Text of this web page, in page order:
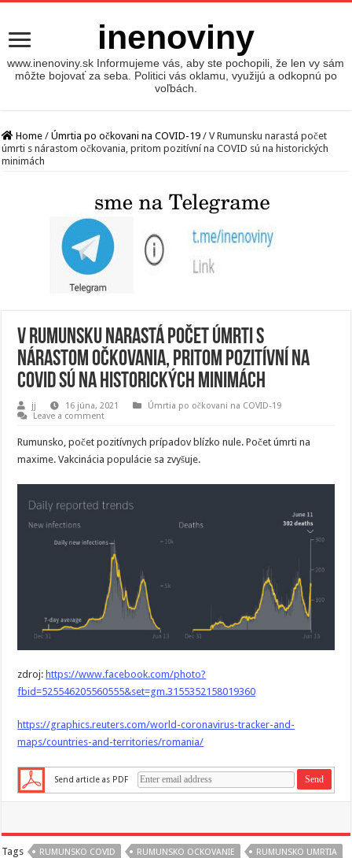
inenoviny
www.inenoviny.sk Informujeme vás, aby ste pochopili, že len vy sám
môžte bojovať za seba. Politici vás oklamu, využijú a odkopnú po
voľbách.
Home / Úmrtia po očkovani na COVID-19 / V Rumunsku narastá počet
úmrti s nárastom očkovania, pritom pozitívní na COVID sú na historických
minimách
V Rumunsku narastá počet úmrti s
nárastom očkovania, pritom pozitívní na
COVID sú na historických minimách
jj 16 júna, 2021
Úmrtia po očkovani na COVID-19
Leave a comment
Rumunsko, počet pozitívnych prípadov blízko nule. Počet úmrti na
maxime. Vakcinácia populácie sa zvyšuje.
zdroj:https://www.facebook.com/photo?
fbid=525546205560555&set=gm.3155352158019360
https://graphics.reuters.com/world-coronavirus-tracker-and-
maps/countries-and-territories/romania/
Send article as PDF
Tags RUMUNSKO COVID RUMUNSKO OCKOVANIE RUMUNSKO UMRTIA